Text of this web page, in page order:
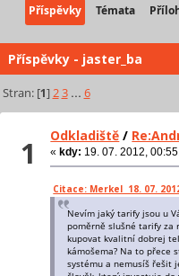
Příspěvky Témata
Příspěvky - jaster_ba
Stran: [1]2 3 ... 6
1 Odkladiště /
«kdy: 19. 07. 2012,
Citace: Merkel 18. 07.
Nevím jaký tarify jsou u
poměrně slušné tarify za
kupovat kvalitní dobrej
kámošema? Na to přece
systému a nemusíš řešit